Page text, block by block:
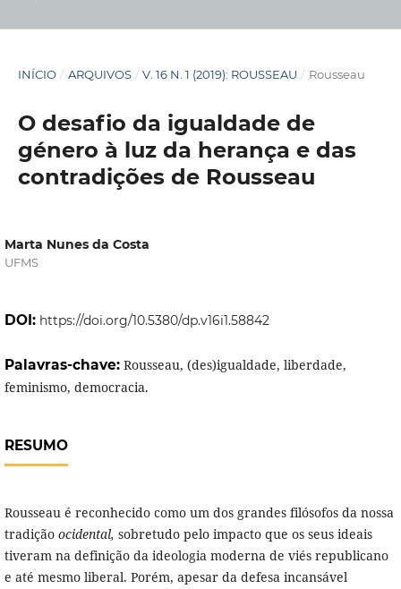
INÍCIO / ARQUIVOS / V. 16 N. 1 (2019): ROUSSEAU / Rousseau
O desafio da igualdade de
género à luz da herança e das
contradições de Rousseau
Marta Nunes da Costa
UFMS
DOI: https://doi.org/10.5380/dp.v16i1.58842
Palavras-chave: Rousseau, (des)igualdade, liberdade,
feminismo, democracia.
RESUMO
Rousseau é reconhecido como um dos grandes filósofos da nossa
tradição ocidental, sobretudo pelo impacto que os seus ideais
tiveram na definição da ideologia moderna de viés republicano
e até mesmo liberal. Porém, apesar da defesa incansável